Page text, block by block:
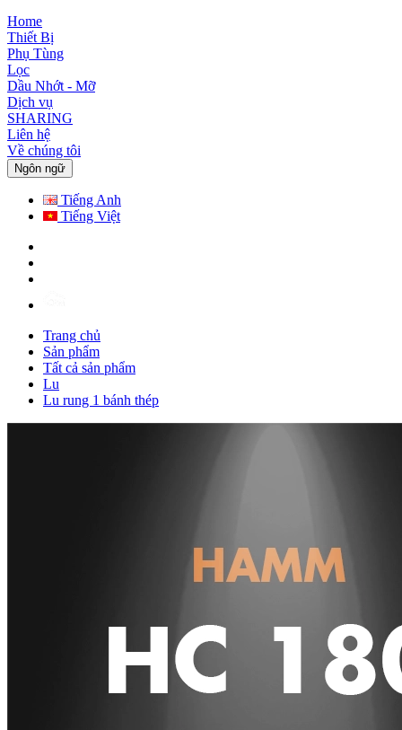
Home
Thiết Bị
Phụ Tùng
Lọc
Dầu Nhớt - Mỡ
Dịch vụ
SHARING
Liên hệ
Về chúng tôi
Ngôn ngữ
Tiếng Anh
Tiếng Việt
Trang chủ
Sản phẩm
Tất cả sản phẩm
Lu
Lu rung 1 bánh thép